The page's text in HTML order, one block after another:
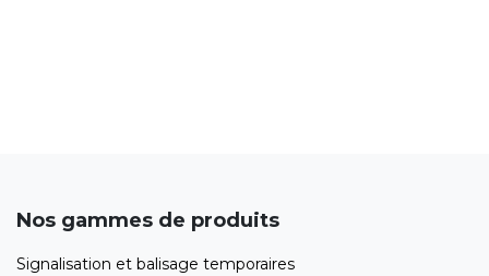
Nos gammes de produits
Signalisation et balisage temporaires